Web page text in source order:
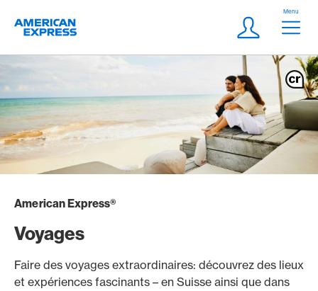
Logo
Meta
Login
Menu
American Express®
Voyages
Faire des voyages extraordinaires: découvrez des lieux
et expériences fascinants – en Suisse ainsi que dans